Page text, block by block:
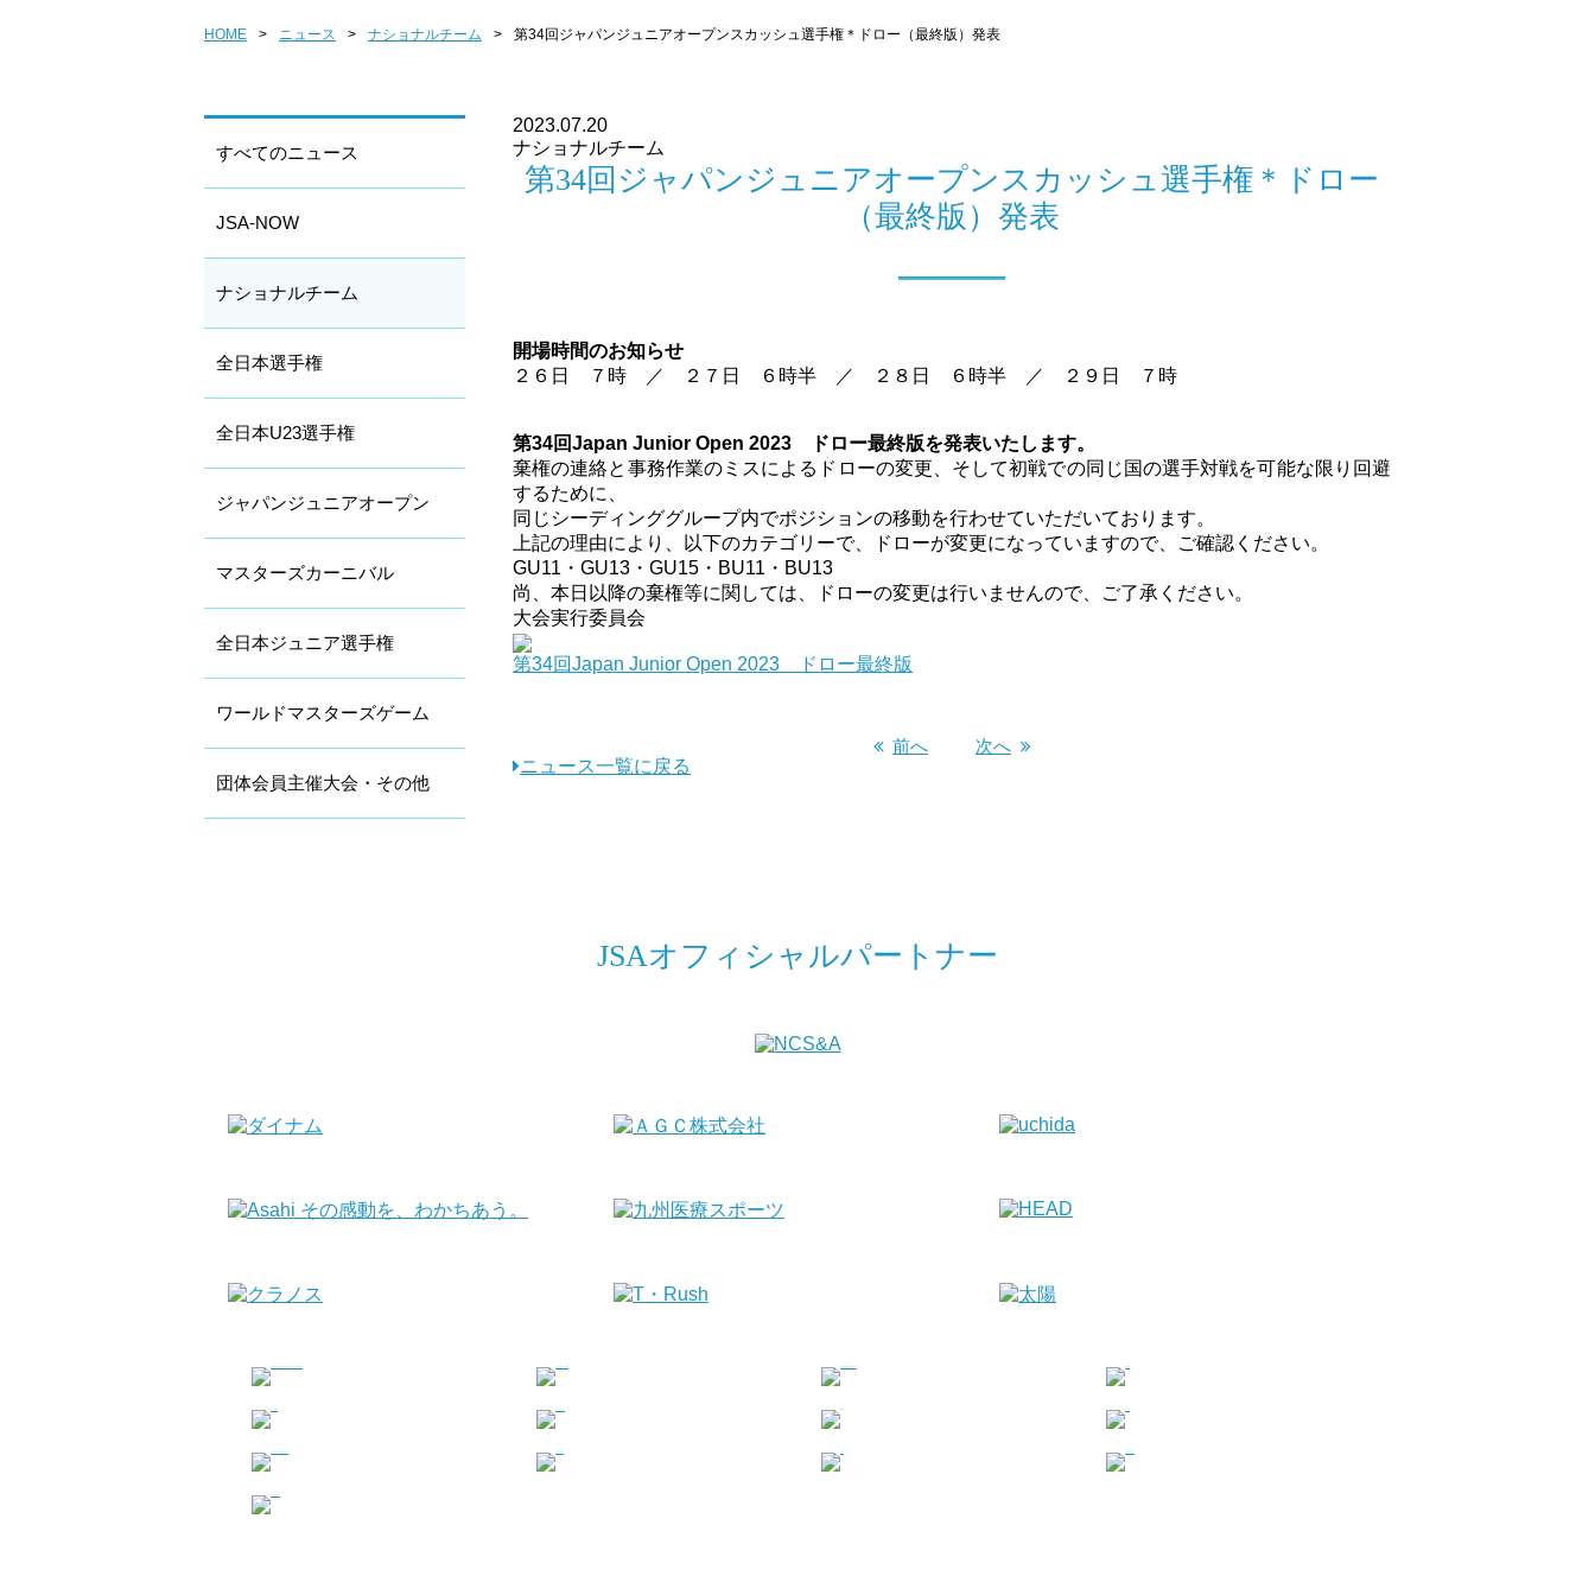
HOME > ニュース > ナショナルチーム > 第34回ジャパンジュニアオープンスカッシュ選手権＊ドロー（最終版）発表
2023.07.20
ナショナルチーム
第34回ジャパンジュニアオープンスカッシュ選手権＊ドロー
（最終版）発表
開場時間のお知らせ
２６日 ７時 ／ ２７日 ６時半 ／ ２８日 ６時半 ／ ２９日 ７時
第34回Japan Junior Open 2023 ドロー最終版を発表いたします。
棄権の連絡と事務作業のミスによるドローの変更、そして初戦での同じ国の選手対戦を可能な限り回避
するために、
同じシーディンググループ内でポジションの移動を行わせていただいております。
上記の理由により、以下のカテゴリーで、ドローが変更になっていますので、ご確認ください。
GU11・GU13・GU15・BU11・BU13
尚、本日以降の棄権等に関しては、ドローの変更は行いませんので、ご了承ください。
大会実行委員会
第34回Japan Junior Open 2023 ドロー最終版
前へ
次へ
ニュース一覧に戻る
すべてのニュース
JSA-NOW
ナショナルチーム
全日本選手権
全日本U23選手権
ジャパンジュニアオープン
マスターズカーニバル
全日本ジュニア選手権
ワールドマスターズゲーム
団体会員主催大会・その他
JSAオフィシャルパートナー